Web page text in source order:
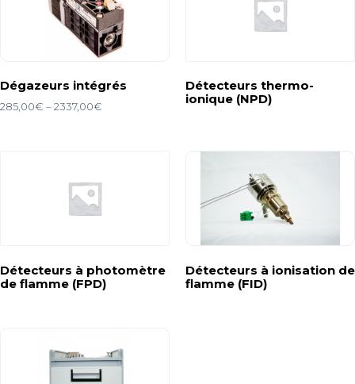
Dégazeurs intégrés
285,00€ –2337,00€
Détecteurs thermo-
ionique (NPD)
Détecteurs à photomètre
de flamme (FPD)
Détecteurs à ionisation de
flamme (FID)